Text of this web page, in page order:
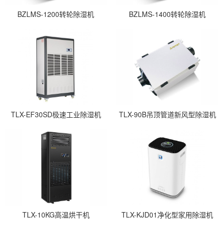
BZLMS-1200转轮除湿机 BZLMS-1400转轮除湿机
TLX-EF30SD极速工业除湿机 TLX-90B吊顶管道新风型除湿机
TLX-10KG高温烘干机 TLX-KJD01净化型家用除湿机